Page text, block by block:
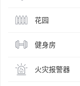
花园
健身房
火灾报警器